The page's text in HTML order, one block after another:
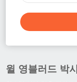
윌 영블러드 박